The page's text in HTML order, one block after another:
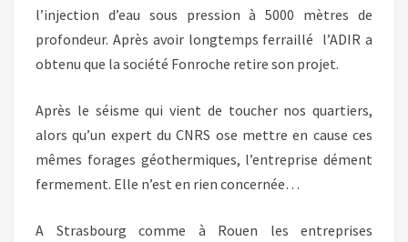
l’injection d’eau sous pression à 5000 mètres de
profondeur. Après avoir longtemps ferraillé l’ADIR a
obtenu que la société Fonroche retire son projet.
Après le séisme qui vient de toucher nos quartiers,
alors qu’un expert du CNRS ose mettre en cause ces
mêmes forages géothermiques, l’entreprise dément
fermement. Elle n’est en rien concernée…
A Strasbourg comme à Rouen les entreprises